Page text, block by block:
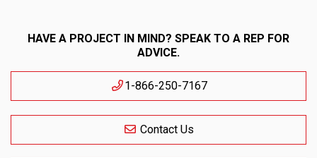
HAVE A PROJECT IN MIND? SPEAK TO A REP FOR
ADVICE.
1-866-250-7167
Contact Us